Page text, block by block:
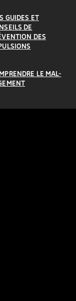
GUIDES ET
DE
DES
LE MAL-